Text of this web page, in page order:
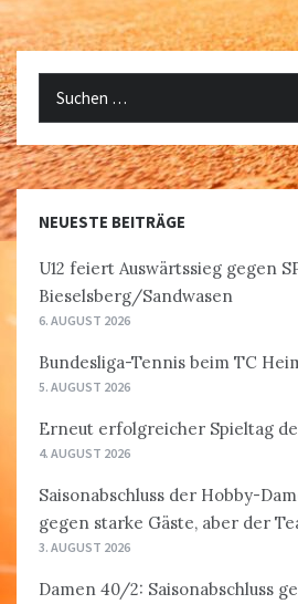
NEUESTE BEITRÄGE
U12 feiert Auswärtssieg gegen
Bieselsberg/Sandwasen
6. AUGUST 2026
Bundesliga-Tennis beim TC
5. AUGUST 2026
Erneut erfolgreicher Spieltag
4. AUGUST 2026
Saisonabschluss der Hobby-
gegen starke Gäste, aber der
3. AUGUST 2026
Damen 40/2: Saisonabschluss